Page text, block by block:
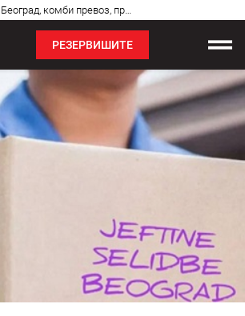
Јефтине селидбе Београд, комби превоз, професионалне, хитне
питања
РЕЗЕРВИШИТЕ